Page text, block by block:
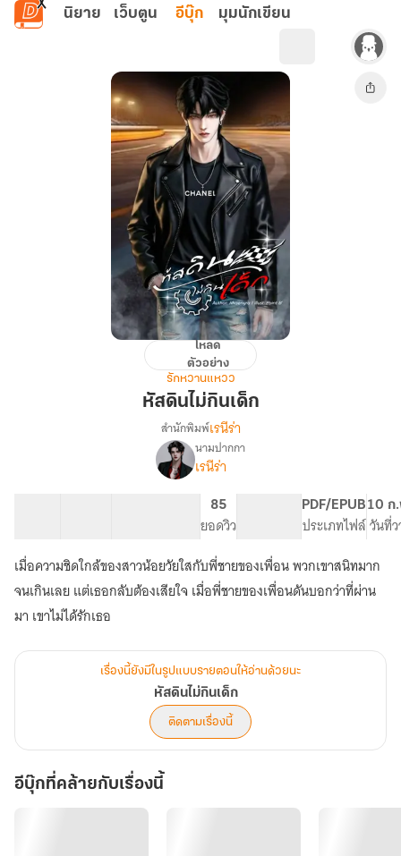
ข้ามไปยังเนื้อหาหลัก
นิยาย เว็บตูน อีบุ๊ก มุมนักเขียน
หัสดิน
โหลด
ตัวอย่าง
รักหวานแหวว
หัสดินไม่กินเด็ก
เรื่อง
หัสดิน
ไม่
กิน
เด็ก
สำนักพิมพ์เรนีร่า
นามปากกา
เรนีร่า
85
ยอดวิว
PDF/EPUB
ประเภทไฟล์
10 ก
วันที่
เมื่อความชิดใกล้ของสาวน้อยวัยใสกับพี่ชายของเพื่อน พวกเขาสนิทมาก
จนเกินเลย แต่เธอกลับต้องเสียใจ เมื่อพี่ชายของเพื่อนดันบอกว่าที่ผ่าน
มา เขาไม่ได้รักเธอ
เรื่องนี้ยังมีในรูปแบบรายตอนให้อ่านด้วยนะ
หัสดินไม่กินเด็ก
ติดตามเรื่องนี้
อีบุ๊กที่คล้ายกับเรื่องนี้